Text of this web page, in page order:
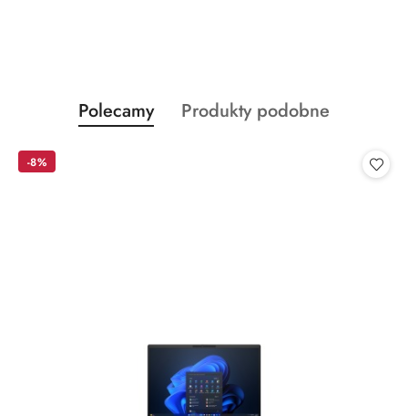
Pomiń karuzelę produktów
Produkty
o
Polecamy
Produkty
Produkty podobne
-8%